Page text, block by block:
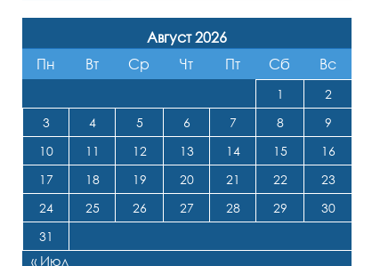
Август 2026
Пн
Вт Ср Чт Пт Сб Вс
1
2
3
4 5 6 7 8
9
10
11 12 13 14 15
16
17
18 19 20 21 22
23
24
25 26 27 28 29
30
31
« Июл